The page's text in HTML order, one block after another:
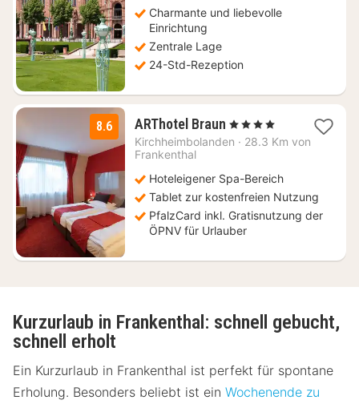
€
Charmante und liebevolle
Einrichtung
Zentrale Lage
24-Std-Rezeption
8.6 ARThotel Braun 3
Nächte
€
, 4 Sterne
Kirchheimbolanden · 28.3 Km von
Frankenthal
Hoteleigener Spa-Bereich
Tablet zur kostenfreien Nutzung
PfalzCard inkl. Gratisnutzung der
ÖPNV für Urlauber
Kurzurlaub in Frankenthal: schnell gebucht,
schnell erholt
Ein Kurzurlaub in Frankenthal ist perfekt für spontane
Erholung. Besonders beliebt ist ein Wochenende zu